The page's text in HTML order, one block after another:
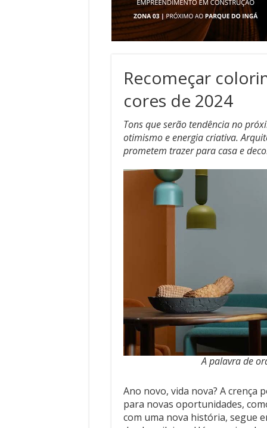
Recomeçar
cores de 2024
Tons que serão tendência no
otimismo e energia criativa.
prometem trazer para casa e
A palavra de
Ano novo, vida nova? A crença
para novas oportunidades,
com uma nova história, segue